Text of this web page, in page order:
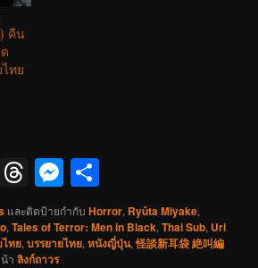
คืน
ทย
X Threads
Messenger
และติดป้ายกำกับHorror, Ryûta Miyake,
,Tales of Terror: Men in Black,Thai Sub, Uri
ทย,บรรยายไทย,หนังญี่ปุ่น,怪談新耳袋 絶叫編
าลิงก์ถาวร